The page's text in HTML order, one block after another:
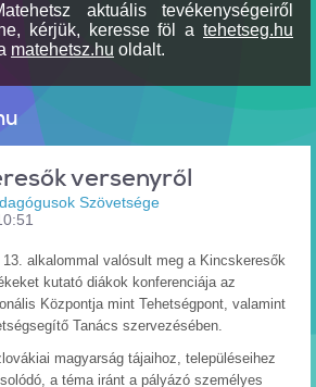
aktuális tevékenységeiről
kérjük, keresse föl a tehetseg.hu
matehetsz.hu oldalt.
versenyről
Szövetsége
13. alkalommal valósult meg a Kincskeresők
kutató diákok konferenciája az
Központja mint Tehetségpont, valamint
Tanács szervezésében.
magyarság tájaihoz, településeihez
a téma iránt a pályázó személyes